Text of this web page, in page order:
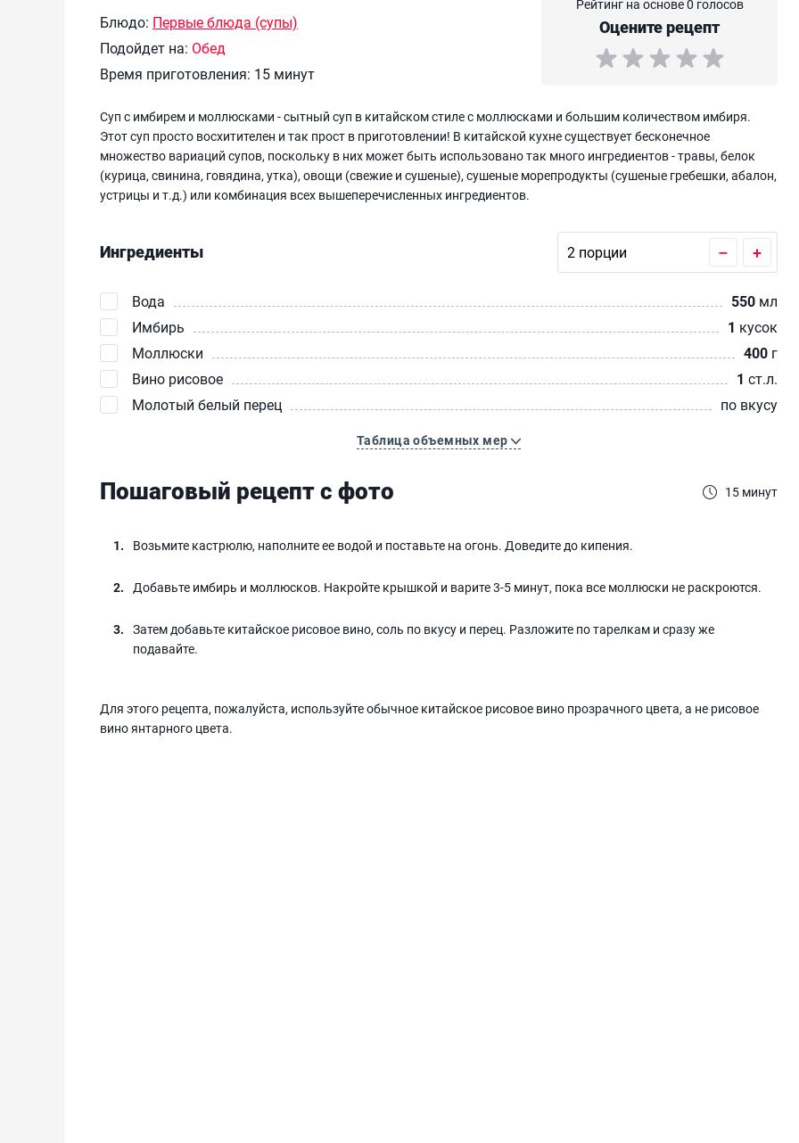
Блюдо: Первые блюда (супы)
Подойдет на: Обед
Время приготовления: 15 минут
Рейтинг на основе 0 голосов
Оцените рецепт
Суп с имбирем и моллюсками - сытный суп в китайском стиле с моллюсками и большим количеством имбиря.
Этот суп просто восхитителен и так прост в приготовлении! В китайской кухне существует бесконечное
множество вариаций супов, поскольку в них может быть использовано так много ингредиентов - травы, белок
(курица, свинина, говядина, утка), овощи (свежие и сушеные), сушеные морепродукты (сушеные гребешки, абалон,
устрицы и т.д.) или комбинация всех вышеперечисленных ингредиентов.
Ингредиенты – +
Вода 550 мл
Имбирь
1 кусок
Моллюски
400 г
Вино рисовое
1 ст.л.
Молотый белый перец
по вкусу
Таблица объемных мер
Пошаговый рецепт с фото 15 минут
Возьмите кастрюлю, наполните ее водой и поставьте на огонь. Доведите до кипения.
Добавьте имбирь и моллюсков. Накройте крышкой и варите 3-5 минут, пока все моллюски не раскроются.
Затем добавьте китайское рисовое вино, соль по вкусу и перец. Разложите по тарелкам и сразу же
подавайте.
Для этого рецепта, пожалуйста, используйте обычное китайское рисовое вино прозрачного цвета, а не рисовое
вино янтарного цвета.